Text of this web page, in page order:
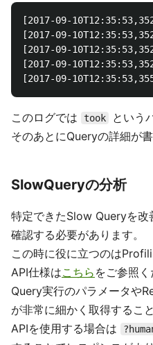
[2017-09-
[2017-09-
[2017-09-
[2017-09-
このログでは took
という
そのあとにQueryの詳細が書
SlowQueryの分析
特定できたSlow Queryを改
確認する必要があります。
この時に役に立つのは
API仕様はこちら をご参照く
Query実行のパラメータや
が非常に細かく取得するこ
APIを使用する場合は